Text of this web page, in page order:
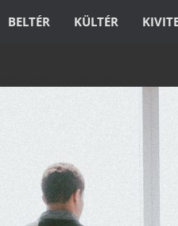
BELTÉR KÜLTÉR